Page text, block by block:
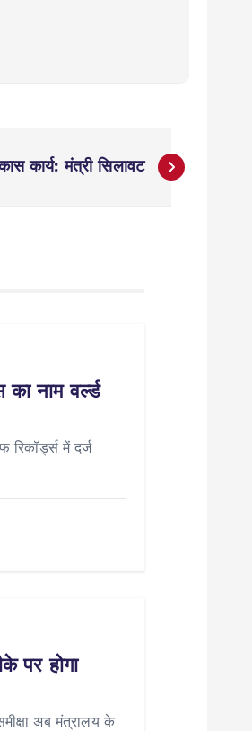
कार्य: मंत्री सिलावट
नाम वर्ल्ड
में दर्ज
पर होगा
अब मंत्रालय के